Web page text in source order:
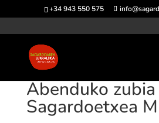
+34 943 550 575
Abenduko zubia
Sagardoetxea